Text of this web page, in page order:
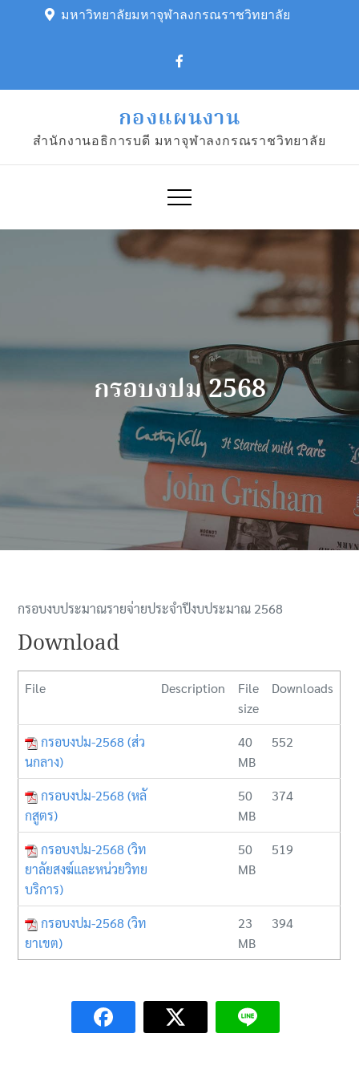
มหาวิทยาลัยมหาจุฬาลงกรณราชวิทยาลัย
กองแผนงาน
สำนักงานอธิการบดี มหาจุฬาลงกรณราชวิทยาลัย
กรอบงปม 2568
กรอบงบประมาณรายจ่ายประจำปีงบประมาณ 2568
Download
File Description
File
size
Downloads
กรอบงปม-2568 (ส่ว
นกลาง)
40
MB
552
กรอบงปม-2568 (หลั
กสูตร)
50
MB
374
กรอบงปม-2568 (วิท
ยาลัยสงฆ์และหน่วยวิทย
บริการ)
50
MB
519
กรอบงปม-2568 (วิท
ยาเขต)
23
MB
394